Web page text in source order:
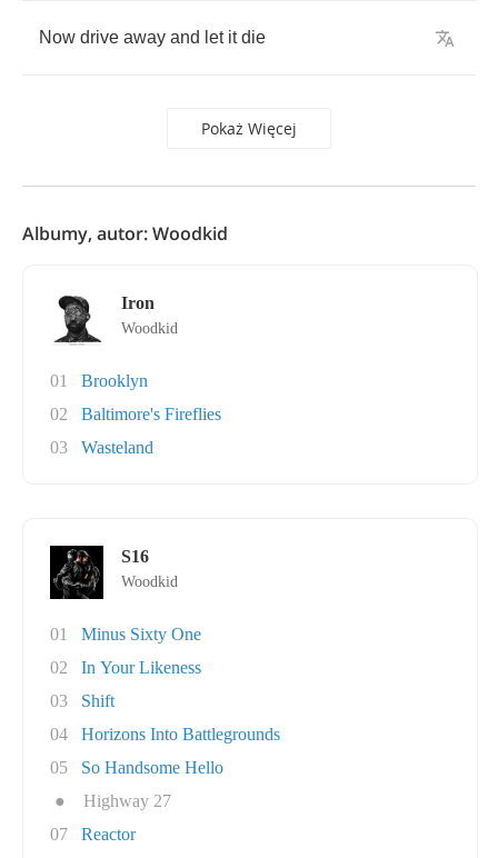
Now drive away and let it die
Pokaż Więcej
Albumy, autor: Woodkid
Iron
Woodkid
01
Brooklyn
02
Baltimore's Fireflies
03
Wasteland
S16
Woodkid
01
Minus Sixty One
02
In Your Likeness
03
Shift
04
Horizons Into Battlegrounds
05
So Handsome Hello
●
Highway 27
07
Reactor